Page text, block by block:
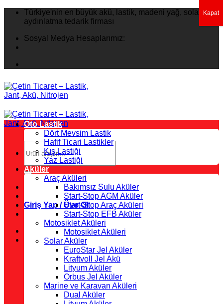
İçeriğeTürkiye'nin en büyük akü, lastik, madeni yağ, solar
aydınlatma tedarik firması
Sosyal Medya Hesaplarımız:
Ara:
Giriş Yap / Üye Ol
Oto Lastik
Dört Mevsim Lastik
Hafif Ticari Lastikler
Kış Lastiği
Yaz Lastiği
Aküler
Araç Aküleri
Bakımsız Sulu Aküler
Start-Stop AGM Aküler
Start-Stop Araç Aküleri
Start-Stop EFB Aküler
Motosiklet Aküleri
Motosiklet Aküleri
Solar Aküler
EuroStar Jel Aküler
Kraftvoll Jel Akü
Lityum Aküler
Orbus Jel Aküler
Marine ve Karavan Aküleri
Dual Aküler
Kapat